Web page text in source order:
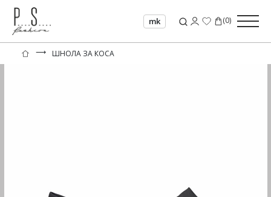
mk (0)
⟶ ШНОЛА ЗА КОСА